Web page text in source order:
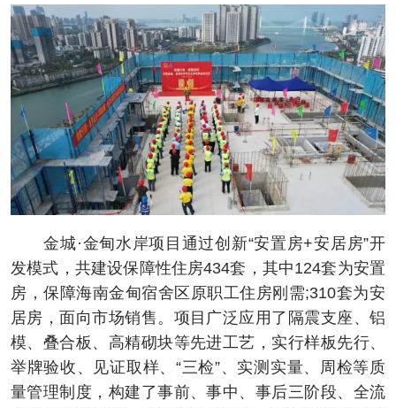
金城·金甸水岸项目通过创新“安置房+安居房”开
发模式，共建设保障性住房434套，其中124套为安置
房，保障海南金甸宿舍区原职工住房刚需;310套为安
居房，面向市场销售。项目广泛应用了隔震支座、铝
模、叠合板、高精砌块等先进工艺，实行样板先行、
举牌验收、见证取样、“三检”、实测实量、周检等质
量管理制度，构建了事前、事中、事后三阶段、全流